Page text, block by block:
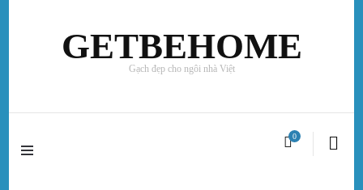
GETBEHOME
Gạch đẹp cho ngôi nhà Việt
0